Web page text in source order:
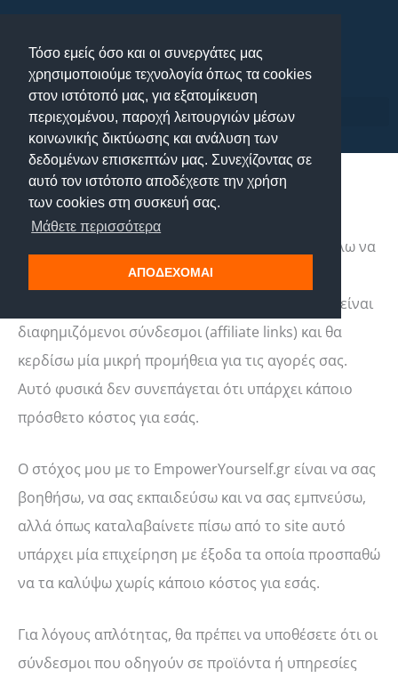
Τόσο εμείς όσο και οι συνεργάτες μας
χρησιμοποιούμε τεχνολογία όπως τα cookies
στον ιστότοπό μας, για εξατομίκευση
περιεχομένου, παροχή λειτουργιών μέσων
κοινωνικής δικτύωσης και ανάλυση των
δεδομένων επισκεπτών μας. Συνεχίζοντας σε
αυτό τον ιστότοπο αποδέχεστε την χρήση
των cookies στη συσκευή σας.
Μάθετε περισσότερα
ΑΠΟΔΕΧΟΜΑΙ
περιεχόμενο
ΑΠΟΠΟΙΗΣΗ ΕΥΘΥΝΗΣ ΔΙΑΦΗΜΙΖΟΜΕΝΩΝ
ΣΥΝΔΕΣΜΩΝ (AFFILIATE DISCLAIMER)
Για να είμαι πλήρης ειλικρινής και διαφανής, θέλω να
πω εκ των προτέρων ότι ορισμένα προϊόντα και
σύνδεσμοι με προϊόντα σε αυτόν τον ιστότοπο είναι
διαφημιζόμενοι σύνδεσμοι (affiliate links) και θα
κερδίσω μία μικρή προμήθεια για τις αγορές σας.
Αυτό φυσικά δεν συνεπάγεται ότι υπάρχει κάποιο
πρόσθετο κόστος για εσάς.
Ο στόχος μου με το EmpowerYourself.gr είναι να σας
βοηθήσω, να σας εκπαιδεύσω και να σας εμπνεύσω,
αλλά όπως καταλαβαίνετε πίσω από το site αυτό
υπάρχει μία επιχείρηση με έξοδα τα οποία προσπαθώ
να τα καλύψω χωρίς κάποιο κόστος για εσάς.
Για λόγους απλότητας, θα πρέπει να υποθέσετε ότι οι
σύνδεσμοι που οδηγούν σε προϊόντα ή υπηρεσίες